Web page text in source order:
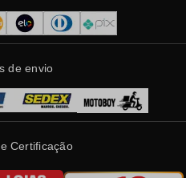
de envio
Certificação